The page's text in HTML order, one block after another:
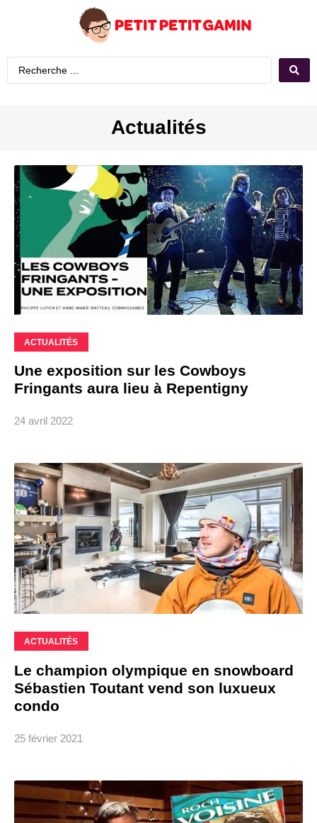
Actualités
ACTUALITÉS
Une exposition sur les Cowboys
Fringants aura lieu à Repentigny
24 avril 2022
ACTUALITÉS
Le champion olympique en snowboard
Sébastien Toutant vend son luxueux
condo
25 février 2021